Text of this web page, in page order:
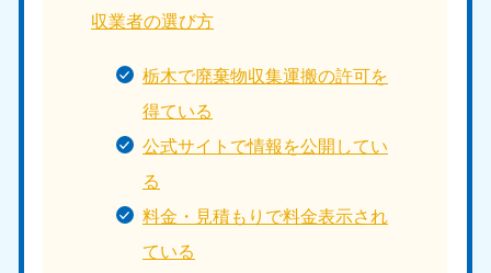
収業者の選び方
栃木で廃棄物収集運搬の許可を
得ている
公式サイトで情報を公開してい
る
料金・見積もりで料金表示され
ている